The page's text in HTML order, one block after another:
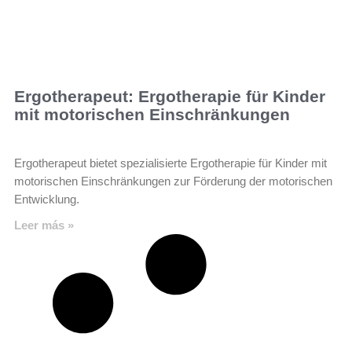
Ergotherapeut: Ergotherapie für Kinder
mit motorischen Einschränkungen
Ergotherapeut bietet spezialisierte Ergotherapie für Kinder mit
motorischen Einschränkungen zur Förderung der motorischen
Entwicklung.
Leer más »